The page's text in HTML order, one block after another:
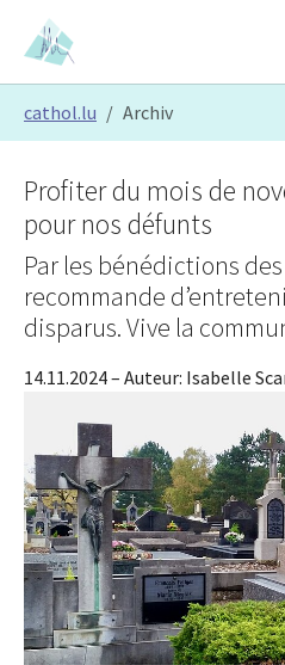
Skip to main content
Skip to page footer
cathol.lu Archiv
Profiter du mois de
pour nos défunts
Par les bénédictions
recommande
disparus. Vive la
14.11.2024– Auteur: Isabelle